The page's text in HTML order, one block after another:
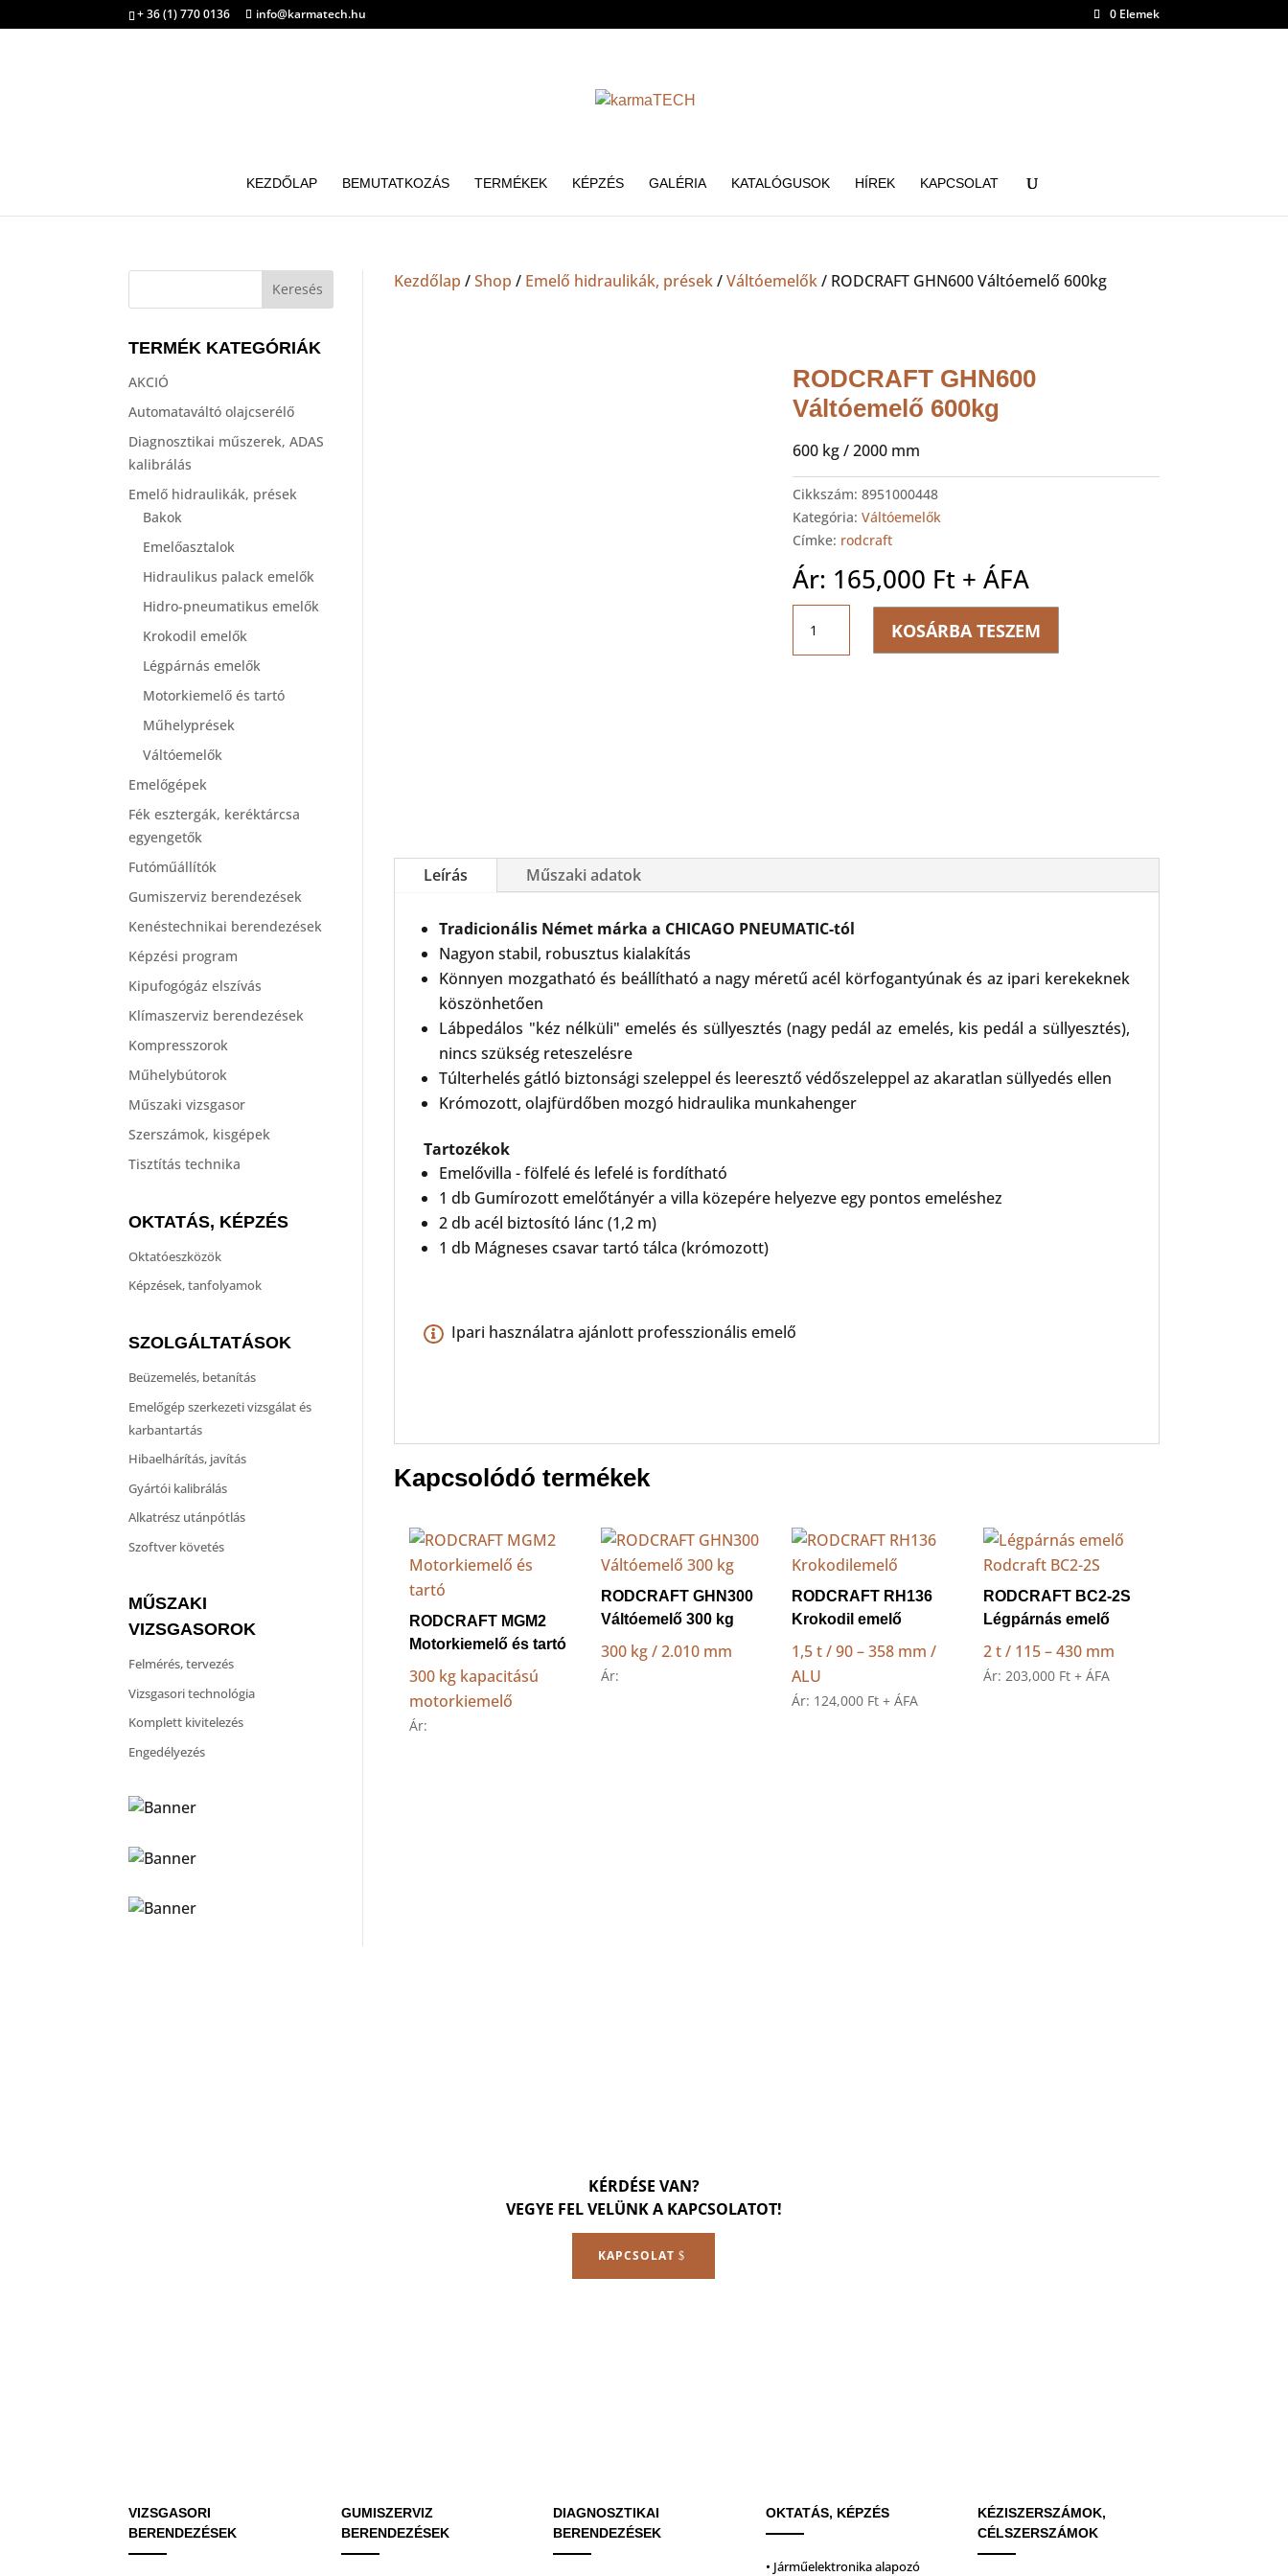
+ 36 (1) 770 0136 info@karmatech.hu 0 Elemek
KEZDŐLAP BEMUTATKOZÁS TERMÉKEK KÉPZÉS GALÉRIA KATALÓGUSOK HÍREK KAPCSOLAT
TERMÉK KATEGÓRIÁK
AKCIÓ
Automataváltó olajcserélő
Diagnosztikai műszerek, ADAS
kalibrálás
Emelő hidraulikák, prések
Bakok
Emelőasztalok
Hidraulikus palack emelők
Hidro-pneumatikus emelők
Krokodil emelők
Légpárnás emelők
Motorkiemelő és tartó
Műhelyprések
Váltóemelők
Emelőgépek
Fék esztergák, keréktárcsa
egyengetők
Futóműállítók
Gumiszerviz berendezések
Kenéstechnikai berendezések
Képzési program
Kipufogógáz elszívás
Klímaszerviz berendezések
Kompresszorok
Műhelybútorok
Műszaki vizsgasor
Szerszámok, kisgépek
Tisztítás technika
OKTATÁS, KÉPZÉS
Oktatóeszközök
Képzések, tanfolyamok
SZOLGÁLTATÁSOK
Beüzemelés, betanítás
Emelőgép szerkezeti vizsgálat és
karbantartás
Hibaelhárítás, javítás
Gyártói kalibrálás
Alkatrész utánpótlás
Szoftver követés
MŰSZAKI
VIZSGASOROK
Felmérés, tervezés
Vizsgasori technológia
Komplett kivitelezés
Engedélyezés
Kezdőlap /Shop / Emelő hidraulikák, prések/Váltóemelők/ RODCRAFT GHN600 Váltóemelő 600kg
RODCRAFT GHN600
Váltóemelő 600kg
600 kg / 2000 mm
Cikkszám: 8951000448
Kategória: Váltóemelők
Címke: rodcraft
Ár: 165,000 Ft + ÁFA
GHN600
Váltóemelő
KOSÁRBA TESZEM
Leírás Műszaki adatok
Tradicionális Német márka a CHICAGO PNEUMATIC-tól
Nagyon stabil, robusztus kialakítás
Könnyen mozgatható és beállítható a nagy méretű acél körfogantyúnak és az ipari kerekeknek
köszönhetően
Lábpedálos "kéz nélküli" emelés és süllyesztés (nagy pedál az emelés, kis pedál a süllyesztés),
nincs szükség reteszelésre
Túlterhelés gátló biztonsági szeleppel és leeresztő védőszeleppel az akaratlan süllyedés ellen
Krómozott, olajfürdőben mozgó hidraulika munkahenger
Tartozékok
Emelővilla - fölfelé és lefelé is fordítható
1 db Gumírozott emelőtányér a villa közepére helyezve egy pontos emeléshez
2 db acél biztosító lánc (1,2 m)
1 db Mágneses csavar tartó tálca (krómozott)
Ipari használatra ajánlott professzionális emelő
Kapcsolódó termékek
RODCRAFT MGM2
Motorkiemelő és tartó
300 kg kapacitású
motorkiemelő
Ár:
RODCRAFT GHN300
Váltóemelő 300 kg
300 kg / 2.010 mm
Ár:
RODCRAFT RH136
Krokodil emelő
1,5 t / 90 – 358 mm /
ALU
Ár: 124,000 Ft + ÁFA
RODCRAFT BC2-2S
Légpárnás emelő
2 t / 115 – 430 mm
Ár: 203,000 Ft + ÁFA
KÉRDÉSE VAN?
VEGYE FEL VELÜNK A KAPCSOLATOT!
KAPCSOLAT
VIZSGASORI
BERENDEZÉSEK
GUMISZERVIZ
BERENDEZÉSEK
DIAGNOSZTIKAI
BERENDEZÉSEK
OKTATÁS, KÉPZÉS
• Járműelektronika alapozó
KÉZISZERSZÁMOK,
CÉLSZERSZÁMOK